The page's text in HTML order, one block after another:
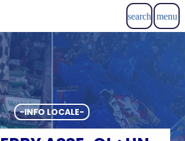
search menu
-INFO LOCALE-